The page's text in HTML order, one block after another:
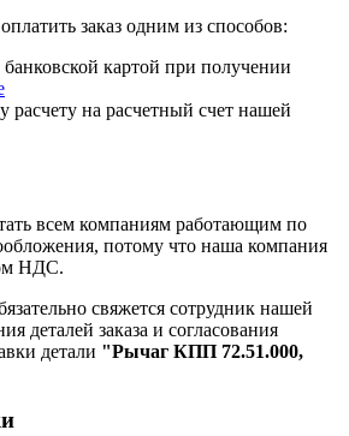
заказ одним из способов:
картой при получении
расчету на расчетный счет нашей
всем компаниям работающим по
потому что наша компания
НДС.
свяжется сотрудник нашей
деталей заказа и согласования
детали "Рычаг КПП 72.51.000,